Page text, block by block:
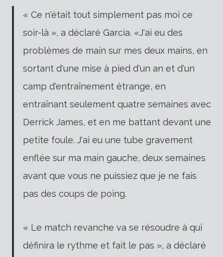
« Ce n'était tout simplement pas moi ce
soir-là », a déclaré Garcia. «J'ai eu des
problèmes de main sur mes deux mains, en
sortant d'une mise à pied d'un an et d'un
camp d'entraînement étrange, en
entraînant seulement quatre semaines avec
Derrick James, et en me battant devant une
petite foule. J'ai eu une tube gravement
enflée sur ma main gauche, deux semaines
avant que vous ne puissiez que je ne fais
pas des coups de poing.
« Le match revanche va se résoudre à qui
définira le rythme et fait le pas », a déclaré